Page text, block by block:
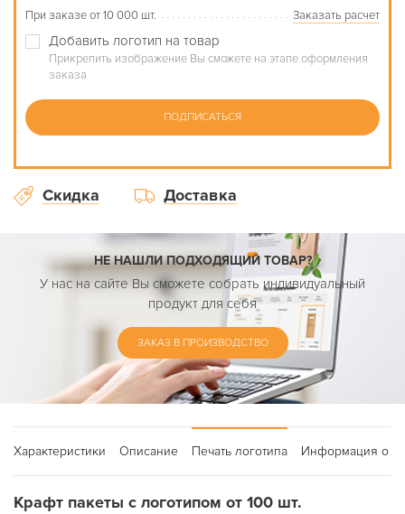
При заказе от 10 000 шт.
Заказать расчет
Добавить логотип на товар
Прикрепить изображение Вы сможете на этапе оформления
заказа
ПОДПИСАТЬСЯ
Скидка Доставка
НЕ НАШЛИ ПОДХОДЯЩИЙ ТОВАР?
У нас на сайте Вы сможете собрать индивидуальный
продукт для себя
ЗАКАЗ В ПРОИЗВОДСТВО
Характеристики Описание Печать логотипа Информация о
Крафт пакеты с логотипом от 100 шт.